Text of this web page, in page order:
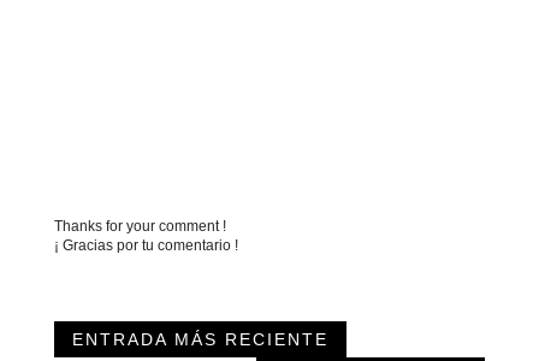
Thanks for your comment !
¡ Gracias por tu comentario !
ENTRADA MÁS RECIENTE